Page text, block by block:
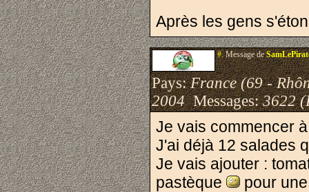
Après les gens
#.Message de
Pays:France (69 -
2004Messages:3622
Je vais commencer
J'ai déjà 12 salades
Je vais ajouter :
pastèque
pour